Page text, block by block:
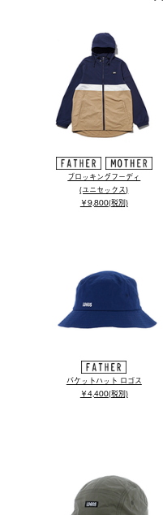
ブロッキングフーディ
(ユニセックス)
￥9,800(税別)
バケットハット ロゴス
￥4,400(税別)